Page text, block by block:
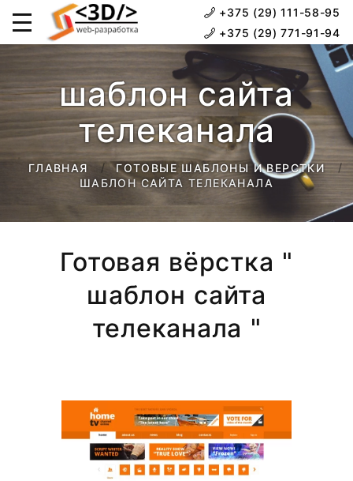
+375 (29) 111-58-95
+375 (29) 771-91-94
шаблон сайта
телеканала
ГЛАВНАЯ
ГОТОВЫЕ ШАБЛОНЫ И ВЕРСТКИ
ШАБЛОН САЙТА ТЕЛЕКАНАЛА
Готовая вёрстка "
шаблон сайта
телеканала "